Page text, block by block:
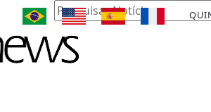
Pesquisar Notícia